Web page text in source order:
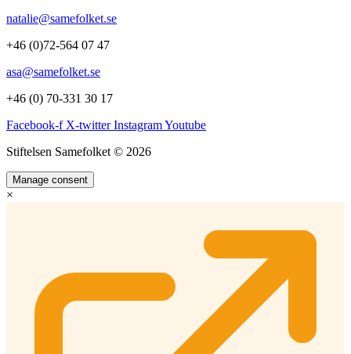
natalie@samefolket.se
+46 (0)72-564 07 47
asa@samefolket.se
+46 (0) 70-331 30 17
Facebook-f X-twitter InstagramYoutube
Stiftelsen Samefolket © 2026
Manage consent
×